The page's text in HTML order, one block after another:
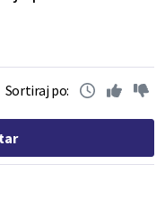
Sortiraj po: